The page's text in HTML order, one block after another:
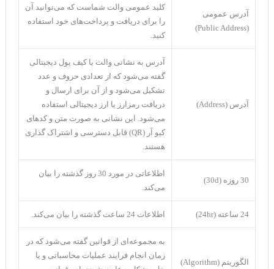
آدرس عمومی
(Public Address)
کلید عمومی والت شماست که می‌توانید آن
را برای دریافت و پرداخت‌های خود استفاده
کنید.
آدرس (Address)
آدرس به نشانی والت یا کیف پول دیجیتالی
گفته می‌شود که از تعدادی حروف و عدد
تشکیل می‌شود و از آن برای ارسال و
دریافت رمزارز یا ارز دیجیتالی استفاده
می‌شود. این نشانی به صورت متن و کدهای
‌کیو آر (QR) قابل دسترسی و اشتراک گذاری
هستند.
30 روزه (30d)
اطلاعاتی در مورد 30 روز گذشته را بیان
می‌کند.
24 ساعته (24hr) اطلاعات 24 ساعت گذشته را بیان می‌کند.
الگوریتم (Algorithm)
به مجموعه‌ای از قوانین گفته می‌شود که در
زمان انجام فرایند عملیات محاسباتی و یا